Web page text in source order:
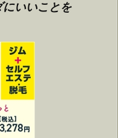
いいことを